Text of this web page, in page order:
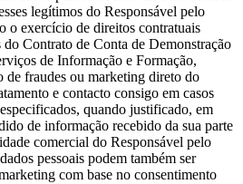
legítimos do Responsável pelo
o exercício de direitos contratuais
Contrato de Conta de Demonstração
de Informação e Formação,
de fraudes ou marketing direto do
e contacto consigo em casos
quando justificado, em
de informação recebido da sua parte
comercial do Responsável pelo
pessoais podem também ser
com base no consentimento